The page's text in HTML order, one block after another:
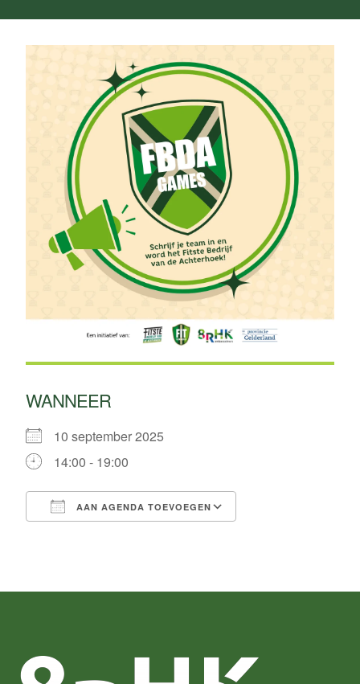
WANNEER
10 september 2025
14:00 - 19:00
AAN AGENDA TOEVOEGEN